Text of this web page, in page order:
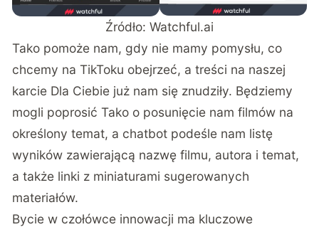
Źródło: Watchful.ai
Tako pomoże nam, gdy nie mamy pomysłu, co
chcemy na TikToku obejrzeć, a treści na naszej
karcie Dla Ciebie już nam się znudziły. Będziemy
mogli poprosić Tako o posunięcie nam filmów na
określony temat, a chatbot podeśle nam listę
wyników zawierającą nazwę filmu, autora i temat,
a także linki z miniaturami sugerowanych
materiałów.
Bycie w czołówce innowacji ma kluczowe